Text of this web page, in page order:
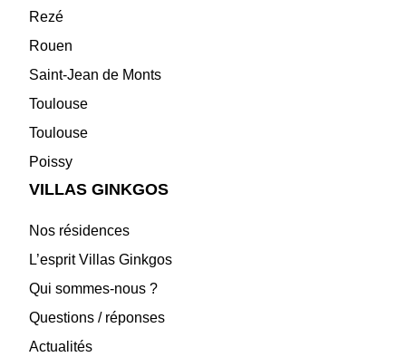
Rezé
Rouen
Saint-Jean de Monts
Toulouse
Toulouse
Poissy
VILLAS GINKGOS
Nos résidences
L’esprit Villas Ginkgos
Qui sommes-nous ?
Questions / réponses
Actualités